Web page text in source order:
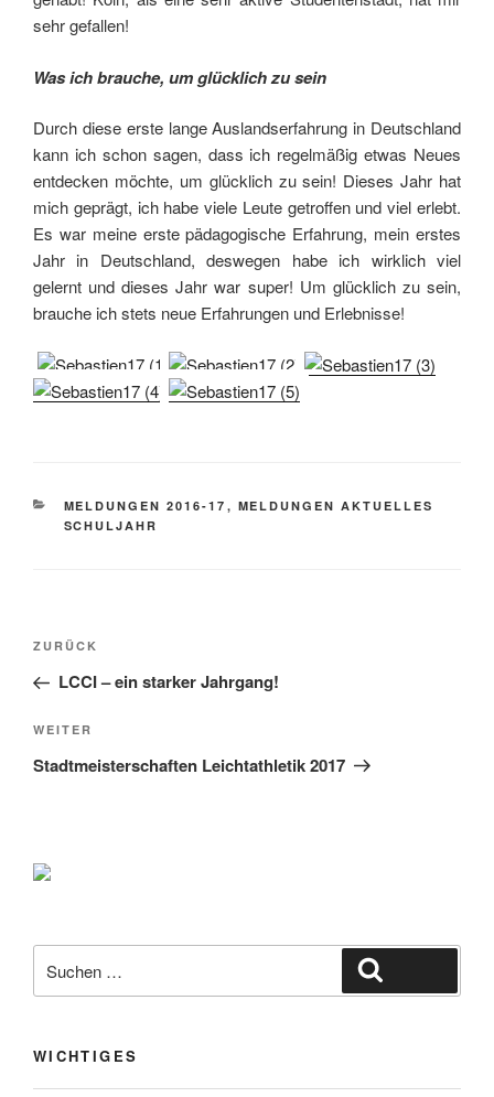
sehr gefallen!
Was ich brauche, um glücklich zu sein
Durch diese erste lange Auslandserfahrung in Deutschland
kann ich schon sagen, dass ich regelmäßig etwas Neues
entdecken möchte, um glücklich zu sein! Dieses Jahr hat
mich geprägt, ich habe viele Leute getroffen und viel erlebt.
Es war meine erste pädagogische Erfahrung, mein erstes
Jahr in Deutschland, deswegen habe ich wirklich viel
gelernt und dieses Jahr war super! Um glücklich zu sein,
brauche ich stets neue Erfahrungen und Erlebnisse!
KATEGORIEN
MELDUNGEN 2016-17 , MELDUNGEN AKTUELLES
SCHULJAHR
Beitragsnavigation
Vorheriger
Beitrag
ZURÜCK
LCCI – ein starker Jahrgang!
Nächster
Beitrag
WEITER
Stadtmeisterschaften Leichtathletik 2017
nach:
WICHTIGES